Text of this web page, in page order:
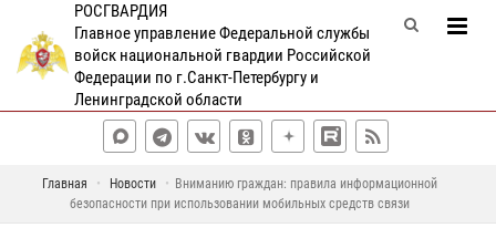
РОСГВАРДИЯ
Главное управление Федеральной службы
войск национальной гвардии Российской
Федерации по г.Санкт-Петербургу и
Ленинградской области
Главная Новости
Вниманию граждан: правила информационной
безопасности при использовании мобильных средств связи